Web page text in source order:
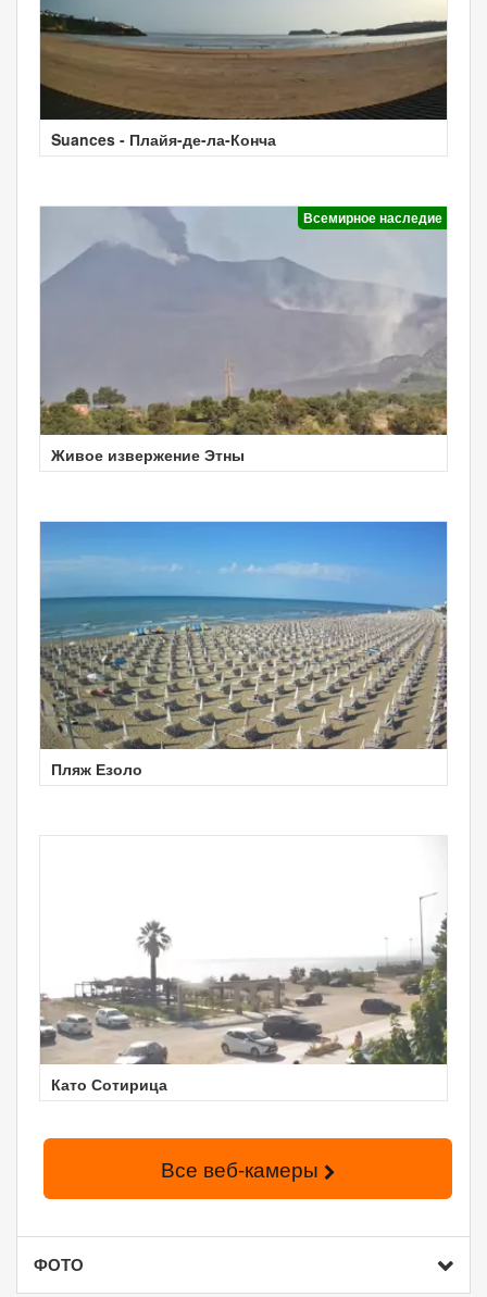
Suances - Плайя-де-ла-Конча
Всемирное наследие
Живое извержение Этны
Пляж Езоло
Като Сотирица
Все веб-камеры
ФОТО